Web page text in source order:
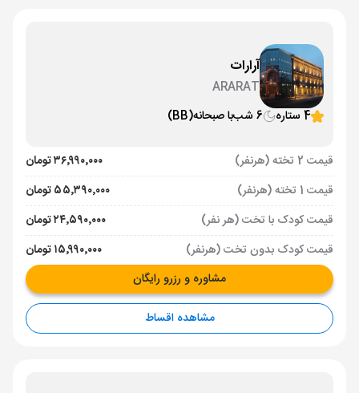
آرارات
ARARAT
4 ستاره
6 شب با صبحانه(BB)
قیمت 2 تخته (هرنفر)
۳۶٬۹۹۰٬۰۰۰ تومان
قیمت 1 تخته (هرنفر)
۵۵٬۳۹۰٬۰۰۰ تومان
قیمت کودک با تخت (هر نفر)
۲۴٬۵۹۰٬۰۰۰ تومان
قیمت کودک بدون تخت (هرنفر)
۱۵٬۹۹۰٬۰۰۰ تومان
مشاوره و رزرو رایگان
مشاهده اقساط